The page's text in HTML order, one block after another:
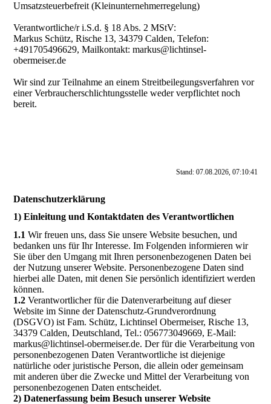
Umsatzsteuerbefreit (Kleinunternehmerregelung)
Verantwortliche/r i.S.d. § 18 Abs. 2 MStV:
Markus Schütz, Rische 13, 34379 Calden, Telefon:
+491705496629, Mailkontakt: markus@lichtinsel-
obermeiser.de
Wir sind zur Teilnahme an einem Streitbeilegungsverfahren vor
einer Verbraucherschlichtungsstelle weder verpflichtet noch
bereit.
Stand: 07.08.2026, 07:10:41
Datenschutzerklärung
1) Einleitung und Kontaktdaten des Verantwortlichen
1.1 Wir freuen uns, dass Sie unsere Website besuchen, und
bedanken uns für Ihr Interesse. Im Folgenden informieren wir
Sie über den Umgang mit Ihren personenbezogenen Daten bei
der Nutzung unserer Website. Personenbezogene Daten sind
hierbei alle Daten, mit denen Sie persönlich identifiziert werden
können.
1.2 Verantwortlicher für die Datenverarbeitung auf dieser
Website im Sinne der Datenschutz-Grundverordnung
(DSGVO) ist Fam. Schütz, Lichtinsel Obermeiser, Rische 13,
34379 Calden, Deutschland, Tel.: 056773049669, E-Mail:
markus@lichtinsel-obermeiser.de. Der für die Verarbeitung von
personenbezogenen Daten Verantwortliche ist diejenige
natürliche oder juristische Person, die allein oder gemeinsam
mit anderen über die Zwecke und Mittel der Verarbeitung von
personenbezogenen Daten entscheidet.
2) Datenerfassung beim Besuch unserer Website